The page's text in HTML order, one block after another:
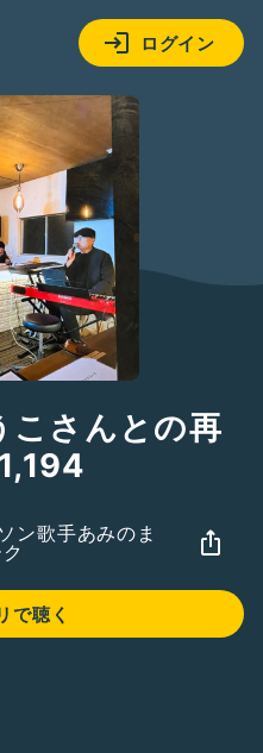
ログイン
こさんとの再
歌手あみのま
で聴く